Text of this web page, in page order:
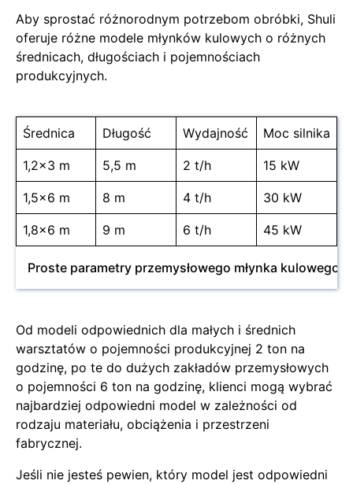
Aby sprostać różnorodnym potrzebom obróbki, Shuli
oferuje różne modele młynków kulowych o różnych
średnicach, długościach i pojemnościach
produkcyjnych.
Średnica Długość Wydajność Moc silnika
1,2x3 m 5,5 m 2 t/h 15 kW
1,5x6 m 8 m 4 t/h 30 kW
1,8x6 m 9 m 6 t/h 45 kW
Proste parametry przemysłowego młynka kulowego
Od modeli odpowiednich dla małych i średnich
warsztatów o pojemności produkcyjnej 2 ton na
godzinę, po te do dużych zakładów przemysłowych
o pojemności 6 ton na godzinę, klienci mogą wybrać
najbardziej odpowiedni model w zależności od
rodzaju materiału, obciążenia i przestrzeni
fabrycznej.
Jeśli nie jesteś pewien, który model jest odpowiedni